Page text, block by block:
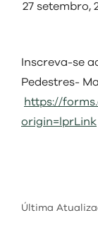
27 setembro,
Inscreva-se
Pedestres-
https://
origin=lprLink
Última